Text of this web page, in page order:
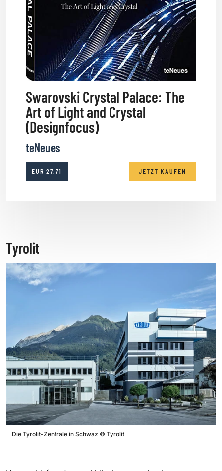
Swarovski Crystal Palace: The
Art of Light and Crystal
(Designfocus)
teNeues
EUR 27,71 JETZT KAUFEN
Tyrolit
Die Tyrolit-Zentrale in Schwaz © Tyrolit